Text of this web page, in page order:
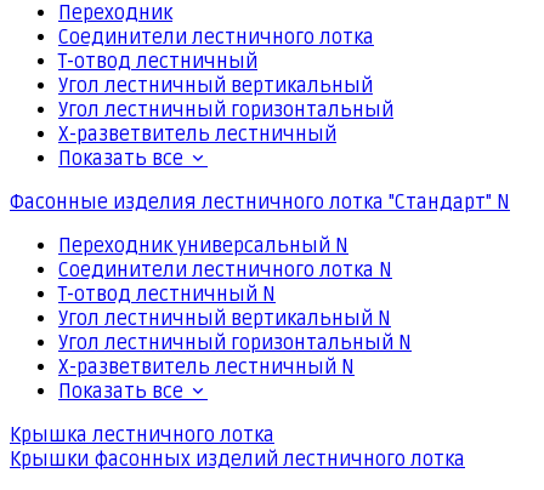
Переходник
Соединители лестничного лотка
Т-отвод лестничный
Угол лестничный вертикальный
Угол лестничный горизонтальный
Х-разветвитель лестничный
Показать все
Фасонные изделия лестничного лотка "Стандарт" N
Переходник универсальный N
Соединители лестничного лотка N
Т-отвод лестничный N
Угол лестничный вертикальный N
Угол лестничный горизонтальный N
Х-разветвитель лестничный N
Показать все
Крышка лестничного лотка
Крышки фасонных изделий лестничного лотка